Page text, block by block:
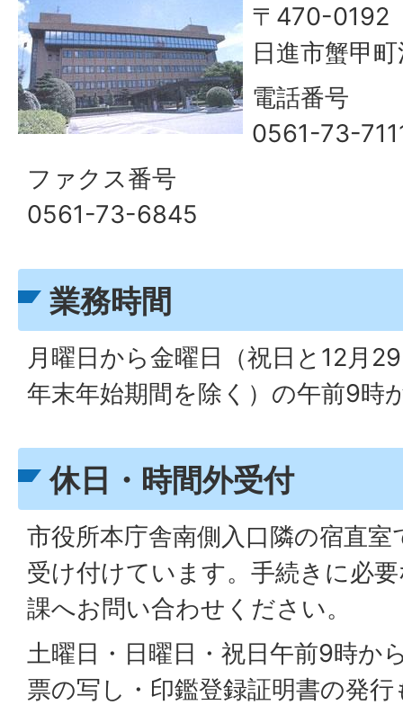
〒470-0192
日進市蟹甲
電話番号
0561-73-
ファクス番号
0561-73-6845
業務時間
月曜日から金曜日（祝日と12月
年末年始期間を除く）の午前9時
休日・時間外受付
市役所本庁舎南側入口隣の宿直
受け付けています。手続きに必
課へお問い合わせください。
土曜日・日曜日・祝日午前9時か
票の写し・印鑑登録証明書の発